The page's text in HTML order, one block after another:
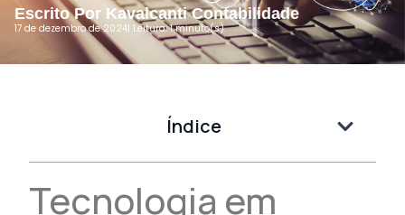
Escrito Por Kavalcanti Contabilidade
17 de dezembro de 2024| Leitura: 1 minuto(s).
Índice
Tecnologia em